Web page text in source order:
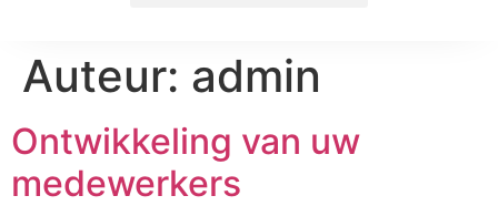
Auteur: admin
Ontwikkeling van uw
medewerkers